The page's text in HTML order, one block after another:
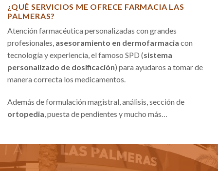
¿QUÉ SERVICIOS ME OFRECE FARMACIA LAS
PALMERAS?
Atención farmacéutica personalizadas con grandes
profesionales, asesoramiento en dermofarmacia con
tecnología y experiencia, el famoso SPD (sistema
personalizado de dosificación) para ayudaros a tomar de
manera correcta los medicamentos.
Además de formulación magistral, análisis, sección de
ortopedia , puesta de pendientes y mucho más…